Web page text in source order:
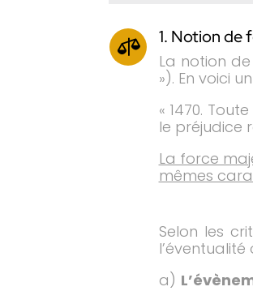
 1. Notion de
La notion de
»). En voici
« 1470.
le préjudice
La force
mêmes
Selon les
a)